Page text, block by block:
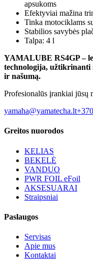
apsukoms
Efektyviai mažina
Tinka motociklams
Stabilios savybės
Talpa: 4 l
YAMALUBE RS4GP –
technologija, užtikrinanti
ir našumą.
Profesionalūs įrankiai jūsų
yamaha@yamatecha.lt
Greitos nuorodos
KELIAS
BEKELĖ
VANDUO
PWR FOIL eFoil
AKSESUARAI
Straipsniai
Paslaugos
Servisas
Apie mus
Kontaktai